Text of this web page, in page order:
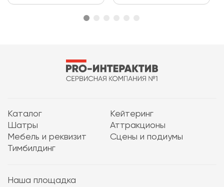
Каталог
Кейтеринг
Шатры
Аттракционы
Мебель и реквизит
Сцены и подиумы
Тимбилдинг
Наша площадка